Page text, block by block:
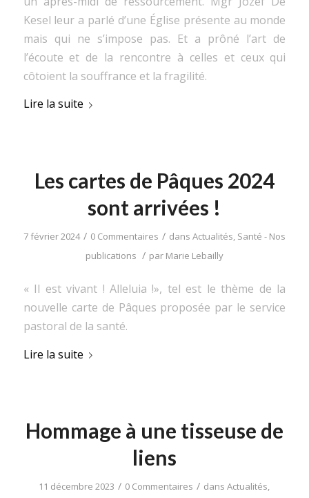
Kesel leur a parlé d’une Église présente au monde
mais qui ne s’impose pas. Et a prôné l’art de
l’écoute et de la rencontre à celles et ceux qui
côtoient la souffrance et la fragilité.
Lire la suite
Les cartes de Pâques 2024
sont arrivées !
7 février 2024 / 0 Commentaires / dans Actualités, Santé - Nos
publications / par Marie Lebailly
« Il est vivant ! Alleluia !», tel est le thème de la
nouvelle carte de Pâques proposée par le service
pastoral de la santé.
Lire la suite
Hommage à une tisseuse de
liens
11 décembre 2023 / 0 Commentaires / dansActualités,